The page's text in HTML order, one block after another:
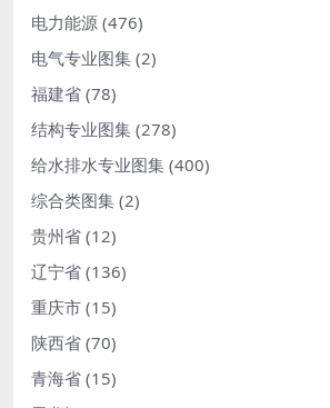
电力能源 (476)
电气专业图集 (2)
福建省 (78)
结构专业图集 (278)
给水排水专业图集 (400)
综合类图集 (2)
贵州省 (12)
辽宁省 (136)
重庆市 (15)
陕西省 (70)
青海省 (15)